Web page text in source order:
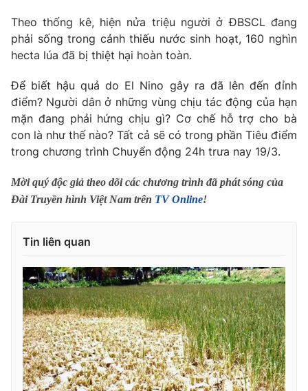
Tư vấn
Chuyên mục khác
Photo Infographic
Video Shorts video
VTV Money VTV Thể thao
Thị trường 24h Tấm lòng Việt
VTV4 Vươn mình bằng AI
VTV9 VTV8
Liên hệ tòa soạn English
Theo thống kê, hiện nửa triệu người ở ĐBSCL đang
phải sống trong cảnh thiếu nước sinh hoạt, 160 nghìn
hecta lúa đã bị thiệt hại hoàn toàn.
Để biết hậu quả do El Nino gây ra đã lên đến đỉnh
điểm? Người dân ở những vùng chịu tác động của hạn
mặn đang phải hứng chịu gì? Cơ chế hỗ trợ cho bà
con là như thế nào? Tất cả sẽ có trong phần Tiêu điểm
trong chương trình Chuyển động 24h trưa nay 19/3.
Mời quý độc giả theo dõi các chương trình đã phát sóng của
Đài Truyền hình Việt Nam trên TV Online!
Tin liên quan